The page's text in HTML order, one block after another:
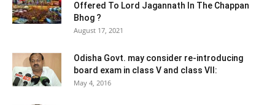
Offered To Lord Jagannath In The Chappan
Bhog ?
August 17, 2021
Odisha Govt. may consider re-introducing
board exam in class V and class VII:
May 4, 2016